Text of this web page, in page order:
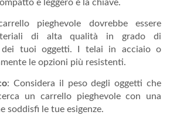
e leggero è la chiave.
pieghevole dovrebbe essere
di alta qualità in grado di
dei tuoi oggetti. I telai in acciaio o
le opzioni più resistenti.
: Considera il peso degli oggetti che
un carrello pieghevole con una
soddisfi le tue esigenze.